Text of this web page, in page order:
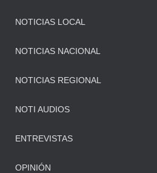
NOTICIAS LOCAL
NOTICIAS NACIONAL
NOTICIAS REGIONAL
NOTI AUDIOS
ENTREVISTAS
OPINIÓN